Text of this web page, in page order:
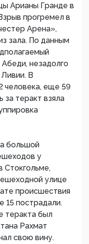
Арианы Гранде в
прогремел в
Арена»,
зала. По данным
незадолго
В
человека, еще 59
за теракт взяла
большой
у
Стокгольме,
улице
происшествия
15 пострадали.
теракта был
Рахмат
свою вину.